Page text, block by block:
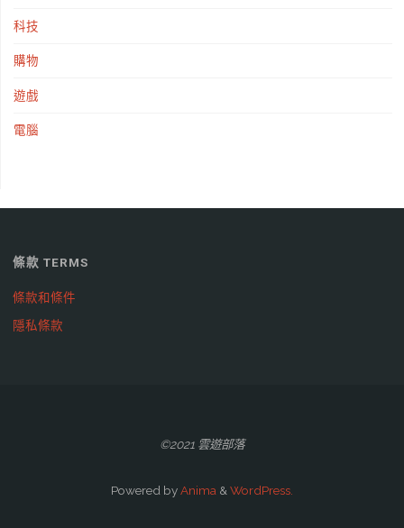
科技
購物
遊戲
電腦
條款 TERMS
條款和條件
隱私條款
©2021 雲遊部落
Powered byAnima & WordPress.